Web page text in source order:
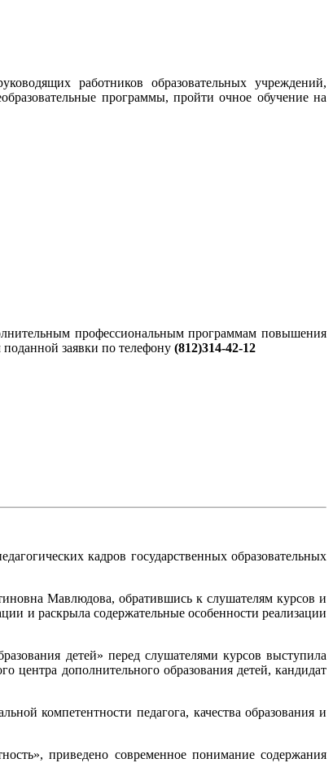
работников образовательных учреждений,
программы, пройти очное обучение на
профессиональным программам повышения
заявки по телефону (812)314-42-12
кадров государственных образовательных
Мавлюдова, обратившись к слушателям курсов и
и раскрыла содержательные особенности реализации
детей» перед слушателями курсов выступила
центра дополнительного образования детей, кандидат
компетентности педагога, качества образования и
приведено современное понимание содержания